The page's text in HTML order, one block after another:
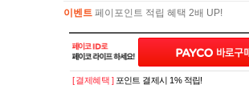
이벤트 페이포인트 적립 혜택 2배 UP!
이벤트페이포인트 적립 혜택 2배 UP!
[ 결제혜택 ] 포인트 결제시 1% 적립!